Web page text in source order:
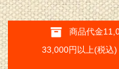
商品代金
33,000円以上(税込